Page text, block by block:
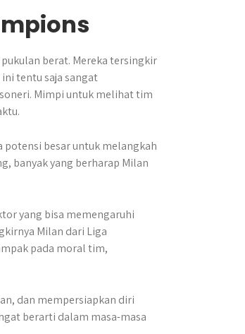
berat. Mereka tersingkir
tentu saja sangat
Mimpi untuk melihat tim
potensi besar untuk melangkah
banyak yang berharap Milan
yang bisa memengaruhi
Milan dari Liga
pada moral tim,
dan mempersiapkan diri
berarti dalam masa-masa